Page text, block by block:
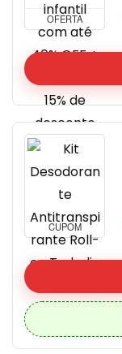
OFERTA
CUPOM